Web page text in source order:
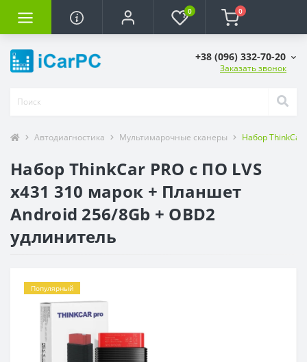
0 0
+38 (096) 332-70-20
Заказать звонок
Автодиагностика Мультимарочные сканеры Набор ThinkCar
Набор ThinkCar PRO c ПО LVS
x431 310 марок + Планшет
Android 256/8Gb + OBD2
удлинитель
Популярный